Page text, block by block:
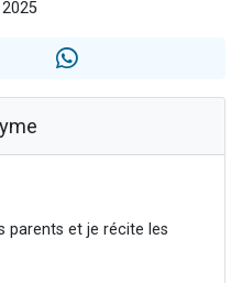
un don pour 5 enfants déjà orphelins risquent de perdre leur maman
faire un don pour Reloger Rivka, 6 enfants, victime de violences...
pour étudier en groupe sur Zoom
faire un don pour Diane, 80 ans, dans un appartement insalubre
parents et je récite les